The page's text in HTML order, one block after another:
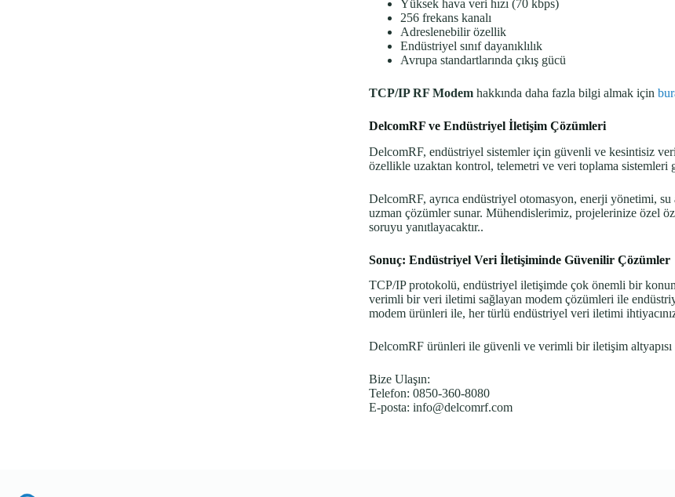
Yüksek hava veri hızı (70 kbps)
256 frekans kanalı
Adreslenebilir özellik
Endüstriyel sınıf dayanıklılık
Avrupa standartlarında çıkış gücü
TCP/IP RF Modem hakkında daha fazla bilgi almak için
DelcomRF ve Endüstriyel İletişim Çözümleri
DelcomRF, endüstriyel sistemler için güvenli ve kesintisiz
özellikle uzaktan kontrol, telemetri ve veri toplama sistemleri
DelcomRF, ayrıca endüstriyel otomasyon, enerji yönetimi,
uzman çözümler sunar. Mühendislerimiz, projelerinize özel
soruyu yanıtlayacaktır..
Sonuç: Endüstriyel Veri İletişiminde Güvenilir Çözümler
TCP/IP protokolü, endüstriyel iletişimde çok önemli bir
verimli bir veri iletimi sağlayan modem çözümleri ile
modem ürünleri ile, her türlü endüstriyel veri iletimi
DelcomRF ürünleri ile güvenli ve verimli bir iletişim
Bize Ulaşın:
Telefon: 0850-360-8080
E-posta:info@delcomrf.com